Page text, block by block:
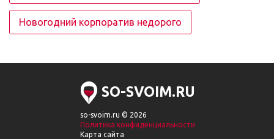
Новогодний корпоратив недорого
SO-SVOIM.RU
so-svoim.ru © 2026
Политика конфиденциальности
Карта сайта